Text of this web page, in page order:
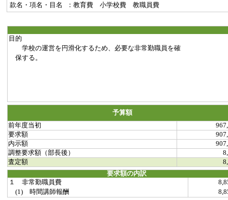
款名・項名・目名
：教育費 小学校費 教職員費
目的
学校の運営を円滑化するため、必要な非常勤職員を確
保する。
予算額
前年度当初
要求額
内示額
調整要求額（部長後）
査定額
要求額の内訳
１ 非常勤職員費
(1) 時間講師報酬